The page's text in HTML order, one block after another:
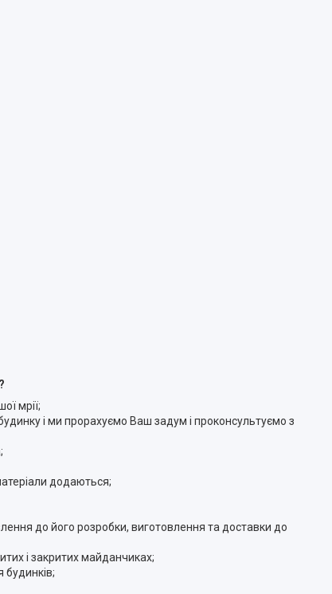
мрії;
і ми прорахуємо Ваш задум і проконсультуємо з
додаються;
до його розробки, виготовлення та доставки до
і закритих майданчиках;